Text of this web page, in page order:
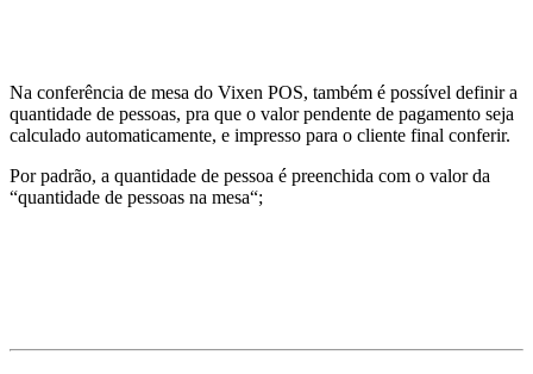
Na conferência de mesa do Vixen POS, também é possível definir a
quantidade de pessoas, pra que o valor pendente de pagamento seja
calculado automaticamente, e impresso para o cliente final conferir.
Por padrão, a quantidade de pessoa é preenchida com o valor da
“quantidade de pessoas na mesa“;